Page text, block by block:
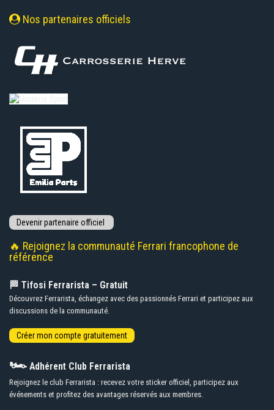
Nos partenaires officiels
🔥 Rejoignez la communauté Ferrari francophone de
référence
🏁 Tifosi Ferrarista – Gratuit
Découvrez Ferrarista, échangez avec des passionnés Ferrari et participez aux
discussions de la communauté.
🏎️ Adhérent Club Ferrarista
Rejoignez le club Ferrarista : recevez votre sticker officiel, participez aux
événements et profitez des avantages réservés aux membres.